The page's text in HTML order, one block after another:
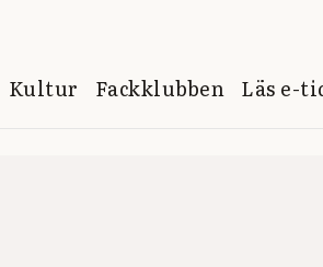
Kultur Fackklubben Läs e-